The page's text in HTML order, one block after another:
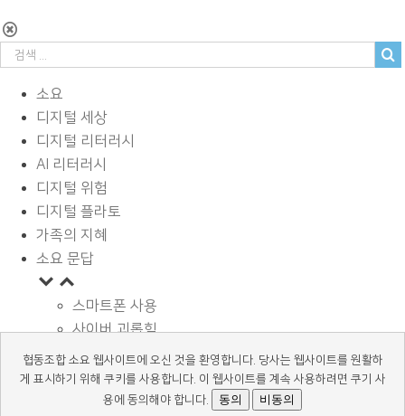
소요
디지털 세상
디지털 리터러시
AI 리터러시
디지털 위험
디지털 플라토
가족의 지혜
소요 문답
스마트폰 사용
사이버 괴롭힘
페이스북과 SNS
디지털과 학습
광고 바로알기
협동조합 소요 웹사이트에 오신 것을 환영합니다. 당사는 웹사이트를 원활하
게 표시하기 위해 쿠키를 사용합니다. 이 웹사이트를 계속 사용하려면 쿠기 사
용에 동의해야 합니다.
동의 비동의